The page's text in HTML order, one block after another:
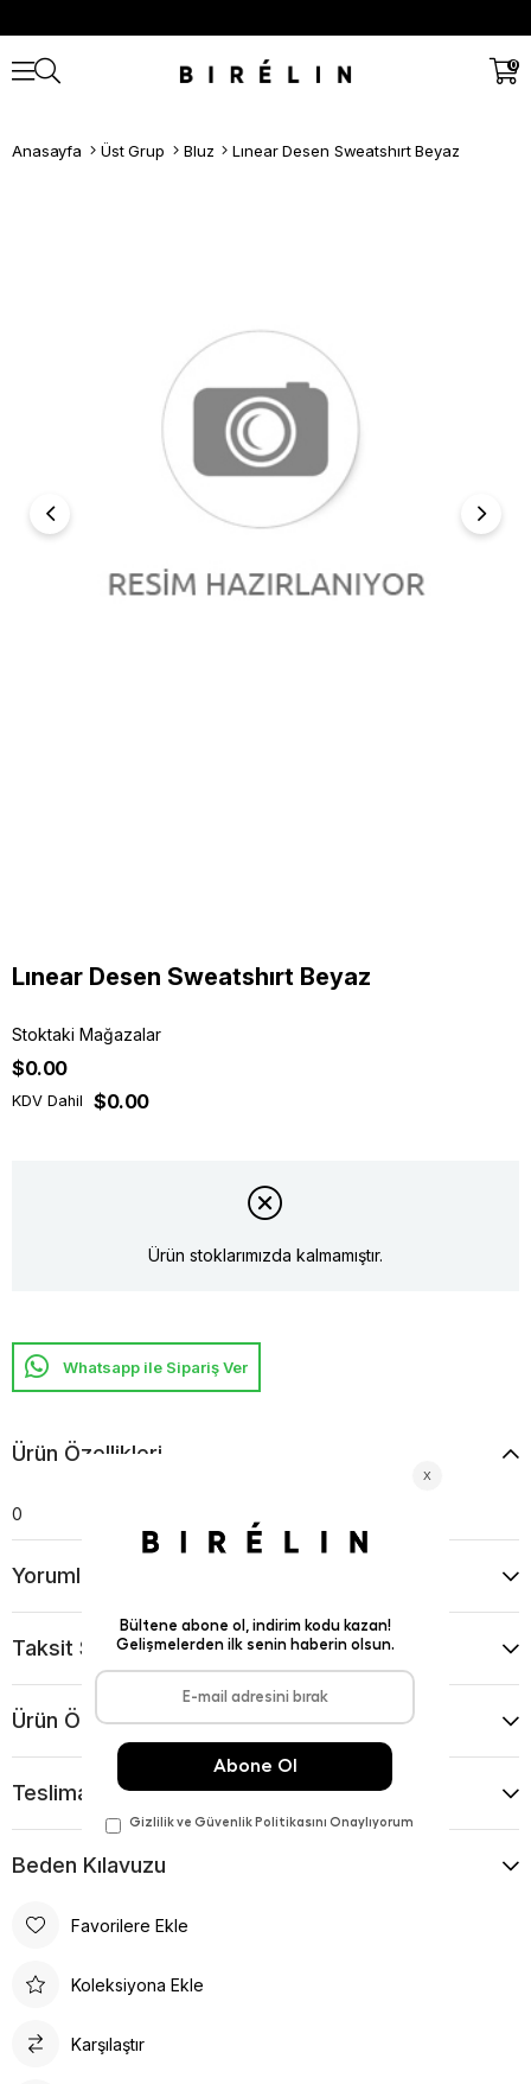
0
Anasayfa Üst Grup Bluz Lınear Desen Sweatshırt Beyaz
Lınear Desen Sweatshırt Beyaz
Stoktaki Mağazalar
$0.00
KDV Dahil $0.00
Ürün stoklarımızda kalmamıştır.
Whatsapp ile Sipariş Ver
Ürün Özellikleri
0
Yorumlar
Taksit Seçenekleri
Ürün Önerileri
Teslimat Ve İade Koşulları
Beden Kılavuzu
Favorilere Ekle
Koleksiyona Ekle
Karşılaştır